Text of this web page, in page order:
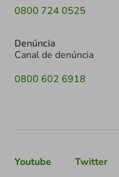
0800 724 0525
Denúncia
Canal de denúncia
0800 602 6918
Youtube Twitter